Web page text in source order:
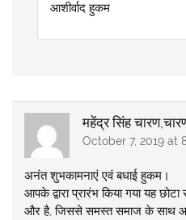
आशीर्वाद हुकम
महेंद्र सिंह
October 7, 2019 at
अनंत शुभकामनाएं एवं बधाई हुकम।
आपके द्वारा प्रारंभ किया गया यह
और है, जिससे समस्त समाज के साथ